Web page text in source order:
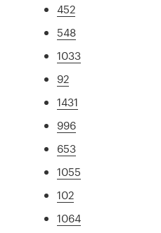
452
548
1033
92
1431
996
653
1055
102
1064